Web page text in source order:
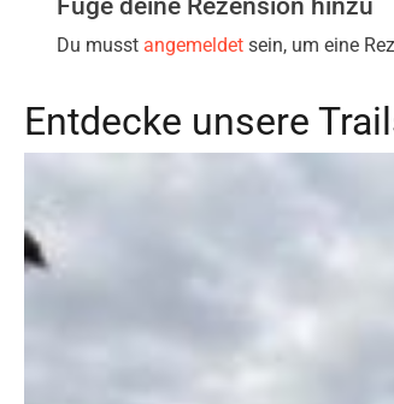
Du musst angemeldetsein, um eine
Entdecke unsere